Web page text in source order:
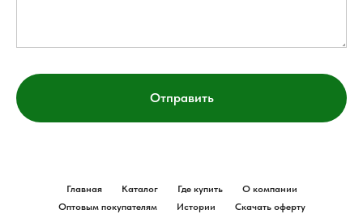
Отправить
Главная Каталог Где купить
О компании
Оптовым покупателям
Истории Скачать оферту